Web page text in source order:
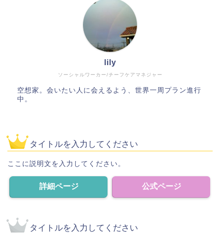
ソーシャルワーカー/チーフケアマネジャー
lily
空想家。会いたい人に会えるよう、世界一周プラン進行
中。
タイトルを入力してください
ここに説明文を入力してください。
詳細ページ 公式ページ
タイトルを入力してください